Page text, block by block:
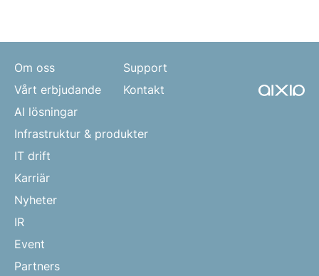
Om oss
Vårt erbjudande
AI lösningar
Infrastruktur & produkter
IT drift
Karriär
Nyheter
IR
Event
Partners
Support
Kontakt